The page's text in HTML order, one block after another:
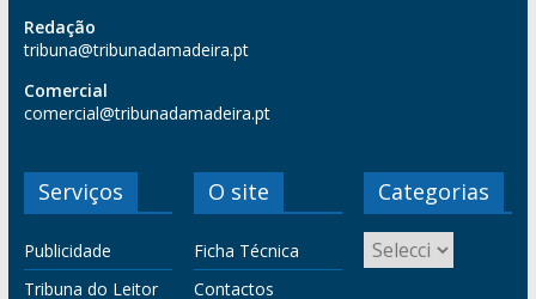
Redação
tribuna@tribunadamadeira.pt
Comercial
comercial@tribunadamadeira.pt
Serviços
Publicidade
Tribuna do Leitor
O site
Ficha Técnica
Contactos
Categorias